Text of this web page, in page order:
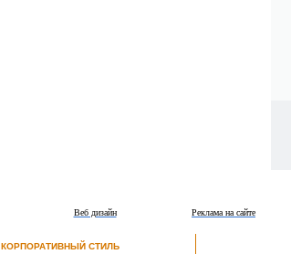
Реклама на сайте
Веб дизайн
КОРПОРАТИВНЫЙ СТИЛЬ